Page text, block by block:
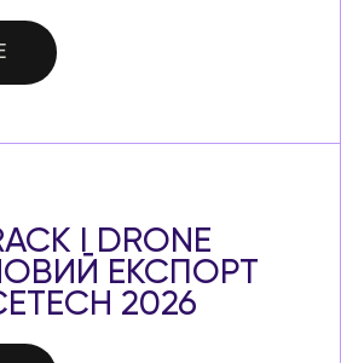
І DRONE
ЕКСПОРТ
2026